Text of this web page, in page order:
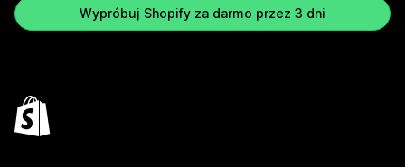
Wypróbuj Shopify za darmo przez 3 dni